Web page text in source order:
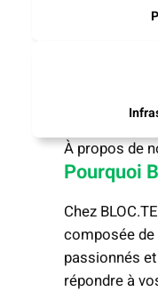
À propos de
Pourquoi
Chez
composée
passionnés
répondre à